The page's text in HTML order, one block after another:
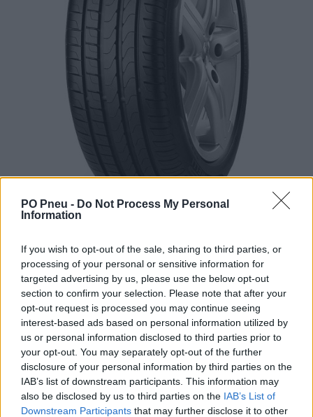
PO Pneu - Do Not Process My Personal
Information
If you wish to opt-out of the sale, sharing to third parties, or
processing of your personal or sensitive information for
targeted advertising by us, please use the below opt-out
section to confirm your selection. Please note that after your
opt-out request is processed you may continue seeing
interest-based ads based on personal information utilized by
us or personal information disclosed to third parties prior to
your opt-out. You may separately opt-out of the further
disclosure of your personal information by third parties on the
IAB’s list of downstream participants. This information may
also be disclosed by us to third parties on the IAB’s List of
Downstream Participants that may further disclose it to other
236,50 €
- +
Pirelli
Kód:
8019227195156